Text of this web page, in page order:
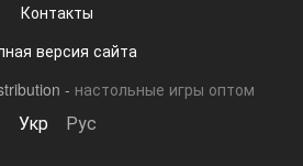
Контакты
версия сайта
- настольные игры оптом
Укр Рус